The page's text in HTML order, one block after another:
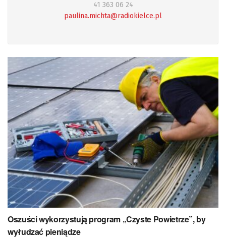
41 363 06 24
paulina.michta@radiokielce.pl
Oszuści wykorzystują program „Czyste Powietrze”, by
wyłudzać pieniądze